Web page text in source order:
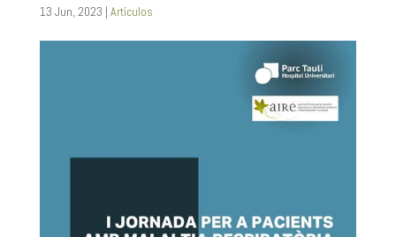
13 Jun, 2023 | Artículos